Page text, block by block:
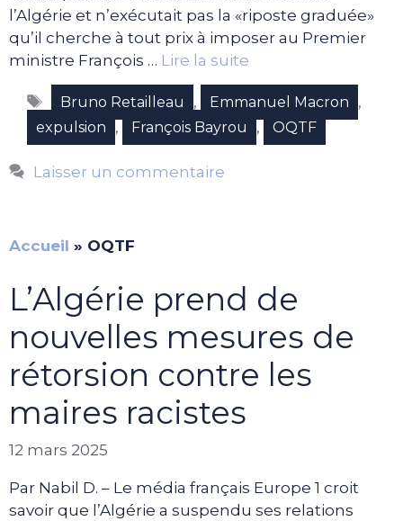
l’Algérie et n’exécutait pas la «riposte graduée»
qu’il cherche à tout prix à imposer au Premier
ministre François … Lire la suite
Étiquettes
Bruno Retailleau , Emmanuel Macron ,
expulsion , François Bayrou , OQTF
Laisser un commentaire
Accueil » OQTF
L’Algérie prend de
nouvelles mesures de
rétorsion contre les
maires racistes
12 mars 2025
Par Nabil D. – Le média français Europe 1 croit
savoir que l’Algérie a suspendu ses relations